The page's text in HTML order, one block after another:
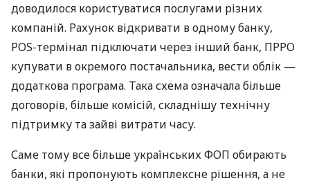
доводилося користуватися послугами різних
компаній. Рахунок відкривати в одному банку,
POS-термінал підключати через інший банк, ПРРО
купувати в окремого постачальника, вести облік —
додаткова програма. Така схема означала більше
договорів, більше комісій, складнішу технічну
підтримку та зайві витрати часу.
Саме тому все більше українських ФОП обирають
банки, які пропонують комплексне рішення, а не